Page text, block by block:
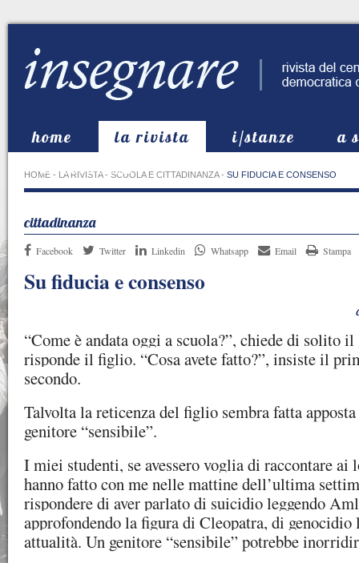
home la rivista i/stanze
a
in evidenza
HOME - LA RIVISTA- SCUOLA E CITTADINANZA- SU FIDUCIA E CONSENSO
cittadinanza
Facebook Twitter Linkedin Whatsapp Email Stampa
Su fiducia e consenso
“Come è andata oggi a scuola?”, chiede di solito
risponde il figlio. “Cosa avete fatto?”, insiste il
secondo.
Talvolta la reticenza del figlio sembra fatta
genitore “sensibile”.
I miei studenti, se avessero voglia di raccontare ai
hanno fatto con me nelle mattine dell’ultima
rispondere di aver parlato di suicidio leggendo
approfondendo la figura di Cleopatra, di
attualità. Un genitore “sensibile” potrebbe